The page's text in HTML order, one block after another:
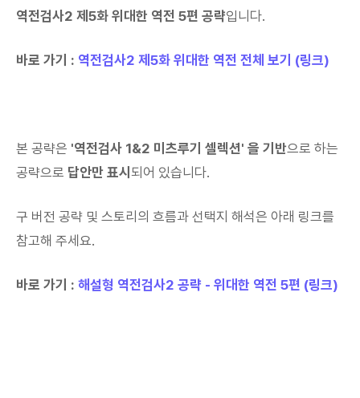
역전검사2 제5화 위대한 역전 5편 공략입니다.
바로 가기 : 역전검사2 제5화 위대한 역전 전체 보기 (링크)
본 공략은 '역전검사 1&2 미츠루기 셀렉션' 을 기반으로 하는
공략으로 답안만 표시 되어 있습니다.
구 버전 공략 및 스토리의 흐름과 선택지 해석은 아래 링크를
참고해 주세요.
바로 가기 : 해설형 역전검사2 공략 - 위대한 역전 5편 (링크)